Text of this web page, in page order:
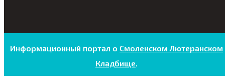
Информационный портал о Смоленском Лютеранском
Кладбище.